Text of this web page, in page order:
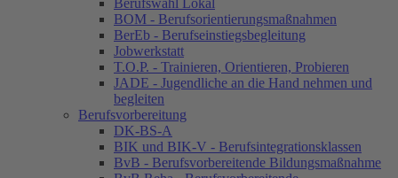
Berufswahl Lokal
BOM - Berufsorientierungsmaßnahmen
BerEb - Berufseinstiegsbegleitung
Jobwerkstatt
T.O.P. - Trainieren, Orientieren, Probieren
JADE - Jugendliche an die Hand nehmen und
begleiten
Berufsvorbereitung
DK-BS-A
BIK und BIK-V - Berufsintegrationsklassen
BvB - Berufsvorbereitende Bildungsmaßnahme